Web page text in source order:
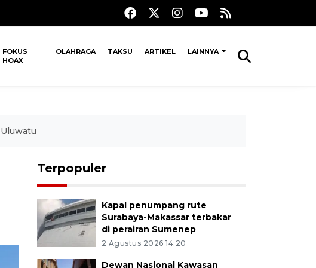
FOKUS
HOAX
OLAHRAGA TAKSU ARTIKEL LAINNYA
Terpopuler
Kapal penumpang rute
Surabaya-Makassar terbakar
di perairan Sumenep
2 Agustus 2026 14:20
Dewan Nasional Kawasan